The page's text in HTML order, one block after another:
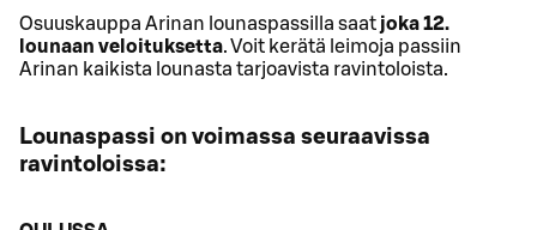
Osuuskauppa Arinan lounaspassilla saat joka 12.
lounaan veloituksetta. Voit kerätä leimoja passiin
Arinan kaikista lounasta tarjoavista ravintoloista.
Lounaspassi on voimassa seuraavissa
ravintoloissa: